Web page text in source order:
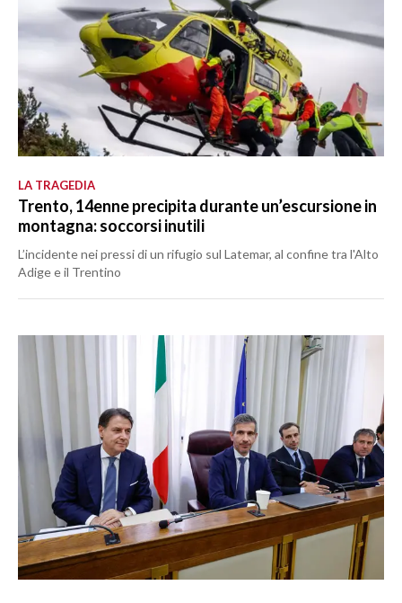
LA TRAGEDIA
Trento, 14enne precipita durante un’escursione in
montagna: soccorsi inutili
L’incidente nei pressi di un rifugio sul Latemar, al confine tra l'Alto
Adige e il Trentino